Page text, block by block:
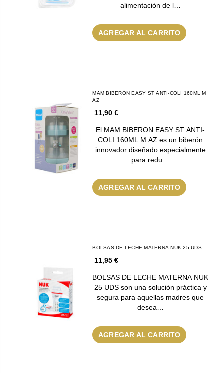
alimentación de l…
AGREGAR AL CARRITO
MAM BIBERON EASY ST ANTI-COLI 160ML M
AZ
11,90 €
El MAM BIBERON EASY ST ANTI-
COLI 160ML M AZ es un biberón
innovador diseñado especialmente
para redu…
AGREGAR AL CARRITO
BOLSAS DE LECHE MATERNA NUK 25 UDS
11,95 €
BOLSAS DE LECHE MATERNA NUK
25 UDS son una solución práctica y
segura para aquellas madres que
desea…
AGREGAR AL CARRITO